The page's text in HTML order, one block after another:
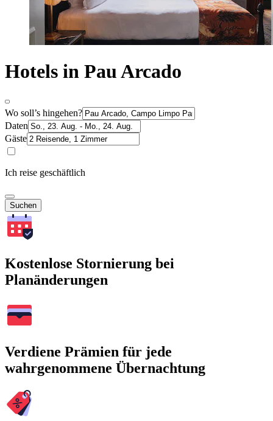
Hotels in Pau Arcado
Wo soll’s hingehen?
Daten
Gäste
Ich reise geschäftlich
Suchen
Kostenlose Stornierung bei
Planänderungen
Verdiene Prämien für jede
wahrgenommene Übernachtung